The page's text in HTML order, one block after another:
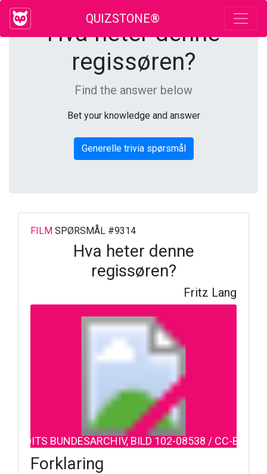
QUIZSTONE®
Hva heter denne
regissøren?
Find the answer below
Bet your knowledge and answer
Generelle trivia spørsmål
FILM SPØRSMÅL #9314
Hva heter denne
regissøren?
Fritz Lang
CREDITS BUNDESARCHIV, BILD 102-08538 / CC-BY-SA
Forklaring